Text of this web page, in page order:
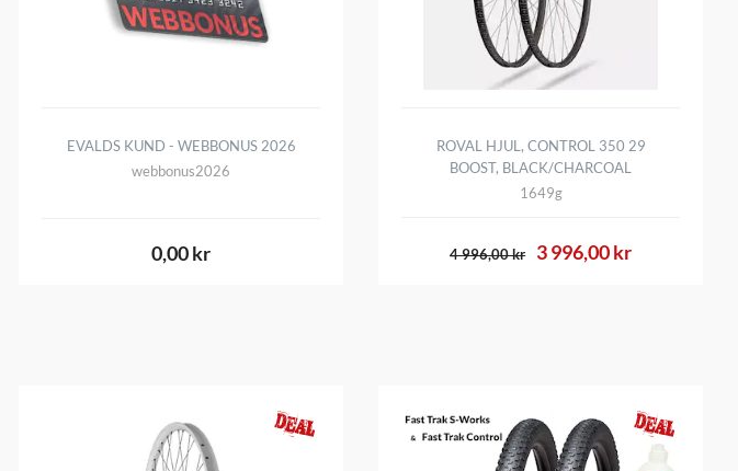
EVALDS KUND - WEBBONUS 2026
webbonus2026
0,00 kr
ROVAL HJUL, CONTROL 350 29
BOOST, BLACK/CHARCOAL
1649g
3 996,00 kr
4 996,00 kr